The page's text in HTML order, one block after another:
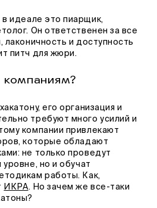
в идеале это пиарщик,
Он ответственен за все
лаконичность и доступность
питч для жюри.
его организация и
требуют много усилий и
компании привлекают
которые обладают
не только проведут
но и обучат
работы. Как,
ИКРА. Но зачем же все-таки